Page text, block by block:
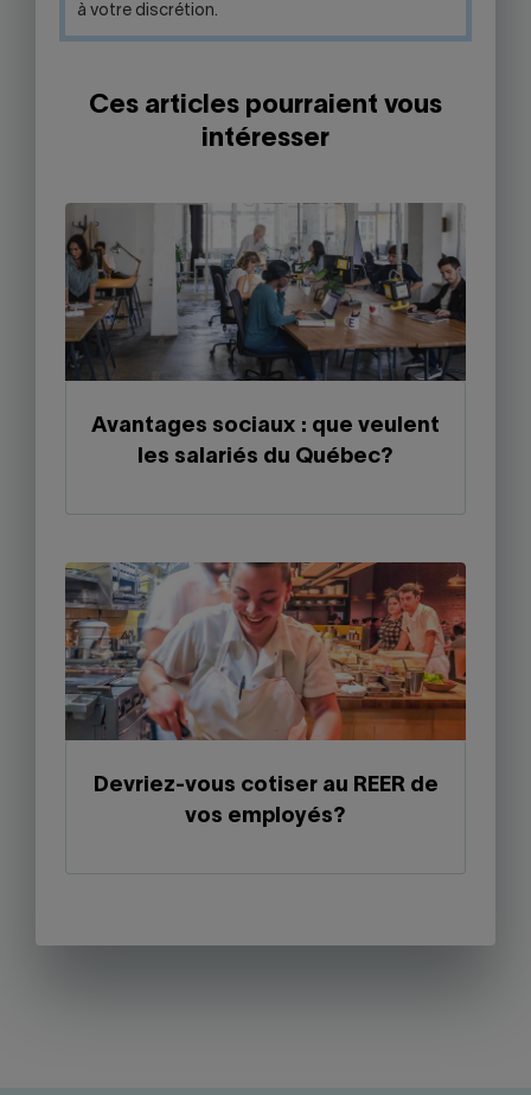
à votre discrétion.
Ces articles pourraient vous
intéresser
Avantages sociaux : que veulent
les salariés du Québec?
Devriez-vous cotiser au REER de
vos employés?